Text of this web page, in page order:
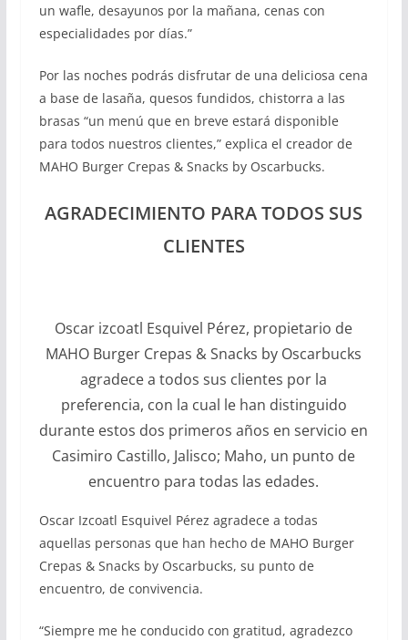
un wafle, desayunos por la mañana, cenas con
especialidades por días.”
Por las noches podrás disfrutar de una deliciosa cena
a base de lasaña, quesos fundidos, chistorra a las
brasas “un menú que en breve estará disponible
para todos nuestros clientes,” explica el creador de
MAHO Burger Crepas & Snacks by Oscarbucks.
AGRADECIMIENTO PARA TODOS SUS
CLIENTES
Oscar izcoatl Esquivel Pérez, propietario de
MAHO Burger Crepas & Snacks by Oscarbucks
agradece a todos sus clientes por la
preferencia, con la cual le han distinguido
durante estos dos primeros años en servicio en
Casimiro Castillo, Jalisco; Maho, un punto de
encuentro para todas las edades.
Oscar Izcoatl Esquivel Pérez agradece a todas
aquellas personas que han hecho de MAHO Burger
Crepas & Snacks by Oscarbucks, su punto de
encuentro, de convivencia.
“Siempre me he conducido con gratitud, agradezco